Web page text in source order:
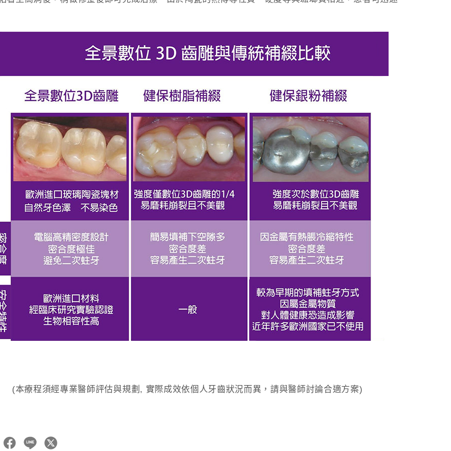
(本療程須經專業醫師評估與規劃, 實際成效依個人牙齒狀況而異，請與醫師討論合適方案)